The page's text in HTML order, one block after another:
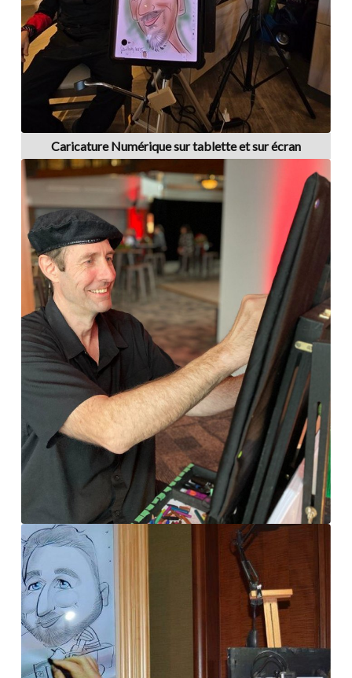
Caricature Numérique sur tablette et sur écran